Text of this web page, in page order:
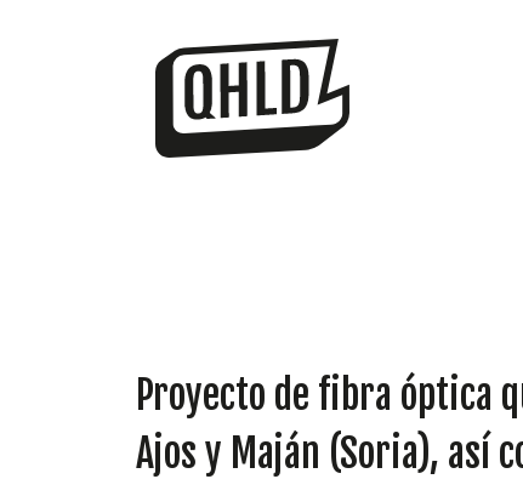
Proyecto de fibra óptica
Ajos y Maján (Soria), así